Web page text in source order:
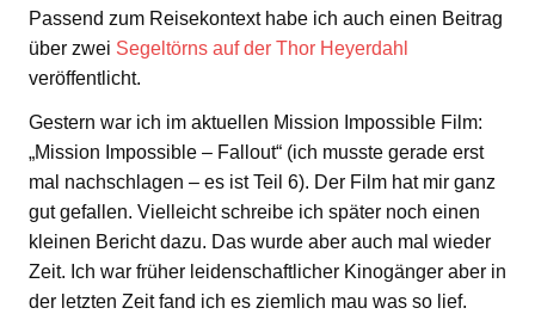
Passend zum Reisekontext habe ich auch einen Beitrag
über zwei Segeltörns auf der Thor Heyerdahl
veröffentlicht.
Gestern war ich im aktuellen Mission Impossible Film:
„Mission Impossible – Fallout“ (ich musste gerade erst
mal nachschlagen – es ist Teil 6). Der Film hat mir ganz
gut gefallen. Vielleicht schreibe ich später noch einen
kleinen Bericht dazu. Das wurde aber auch mal wieder
Zeit. Ich war früher leidenschaftlicher Kinogänger aber in
der letzten Zeit fand ich es ziemlich mau was so lief.